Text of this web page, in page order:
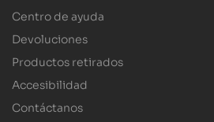
Centro de ayuda
Devoluciones
Productos retirados
Accesibilidad
Contáctanos